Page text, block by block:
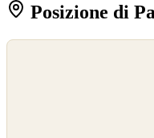
Posizione di